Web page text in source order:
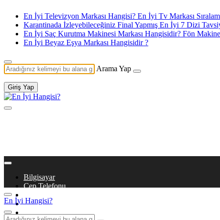
En İyi Televizyon Markası Hangisi? En İyi Tv Markası
Karantinada İzleyebileceğiniz Final Yapmış En İyi 7 Dizi
En İyi Saç Kurutma Makinesi Markası Hangisidir? Fön
En İyi Beyaz Eşya Markası Hangisidir ?
Arama Yap
Giriş Yap
Bilgisayar
Cep Telefonu
Dizi & Film
Kitaplar
En İyi Hangisi?